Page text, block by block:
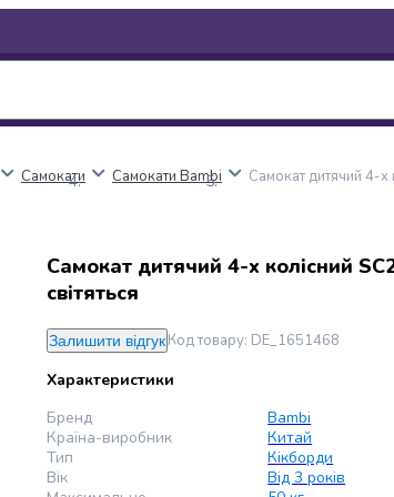
Самокати Самокати Bambi Самокат дитячий 4-х
Самокат дитячий 4-х колісний
світяться
Залишити відгукКод товару: DE_1651468
Характеристики
Бренд
Bambi
Країна-виробник
Китай
Тип
Кікборди
Вік
Від 3 років